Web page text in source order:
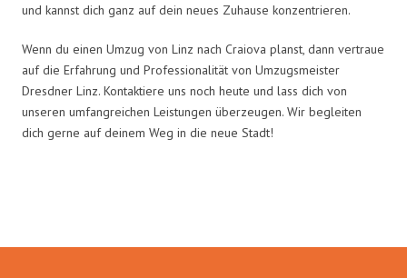
und kannst dich ganz auf dein neues Zuhause konzentrieren.
Wenn du einen Umzug von Linz nach Craiova planst, dann vertraue
auf die Erfahrung und Professionalität von Umzugsmeister
Dresdner Linz. Kontaktiere uns noch heute und lass dich von
unseren umfangreichen Leistungen überzeugen. Wir begleiten
dich gerne auf deinem Weg in die neue Stadt!